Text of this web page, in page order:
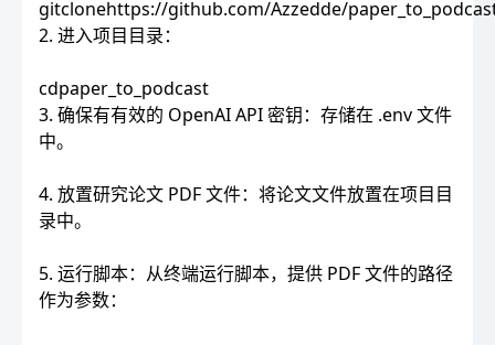
gitclonehttps://github.com/Azzedde/
2. 进入项目目录：
cdpaper_to_podcast
3. 确保有有效的 OpenAI API 密钥：存储在 .env 文件
中。
4. 放置研究论文 PDF 文件：将论文文件放置在项目目
录中。
5. 运行脚本：从终端运行脚本，提供 PDF 文件的路径
作为参数：